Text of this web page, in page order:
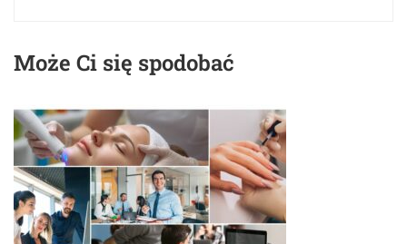
Może Ci się spodobać